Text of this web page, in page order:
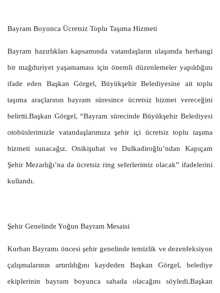
Bayram Boyunca Ücretsiz Toplu Taşıma Hizmeti
Bayram hazırlıkları kapsamında vatandaşların ulaşımda herhangi
bir mağduriyet yaşamaması için önemli düzenlemeler yapıldığını
ifade eden Başkan Görgel, Büyükşehir Belediyesine ait toplu
taşıma araçlarının bayram süresince ücretsiz hizmet vereceğini
belirtti.Başkan Görgel, “Bayram sürecinde Büyükşehir Belediyesi
otobüslerimizle vatandaşlarımıza şehir içi ücretsiz toplu taşıma
hizmeti sunacağız. Onikişubat ve Dulkadiroğlu’ndan Kapıçam
Şehir Mezarlığı’na da ücretsiz ring seferlerimiz olacak” ifadelerini
kullandı.
Şehir Genelinde Yoğun Bayram Mesaisi
Kurban Bayramı öncesi şehir genelinde temizlik ve dezenfeksiyon
çalışmalarının artırıldığını kaydeden Başkan Görgel, belediye
ekiplerinin bayram boyunca sahada olacağını söyledi.Başkan